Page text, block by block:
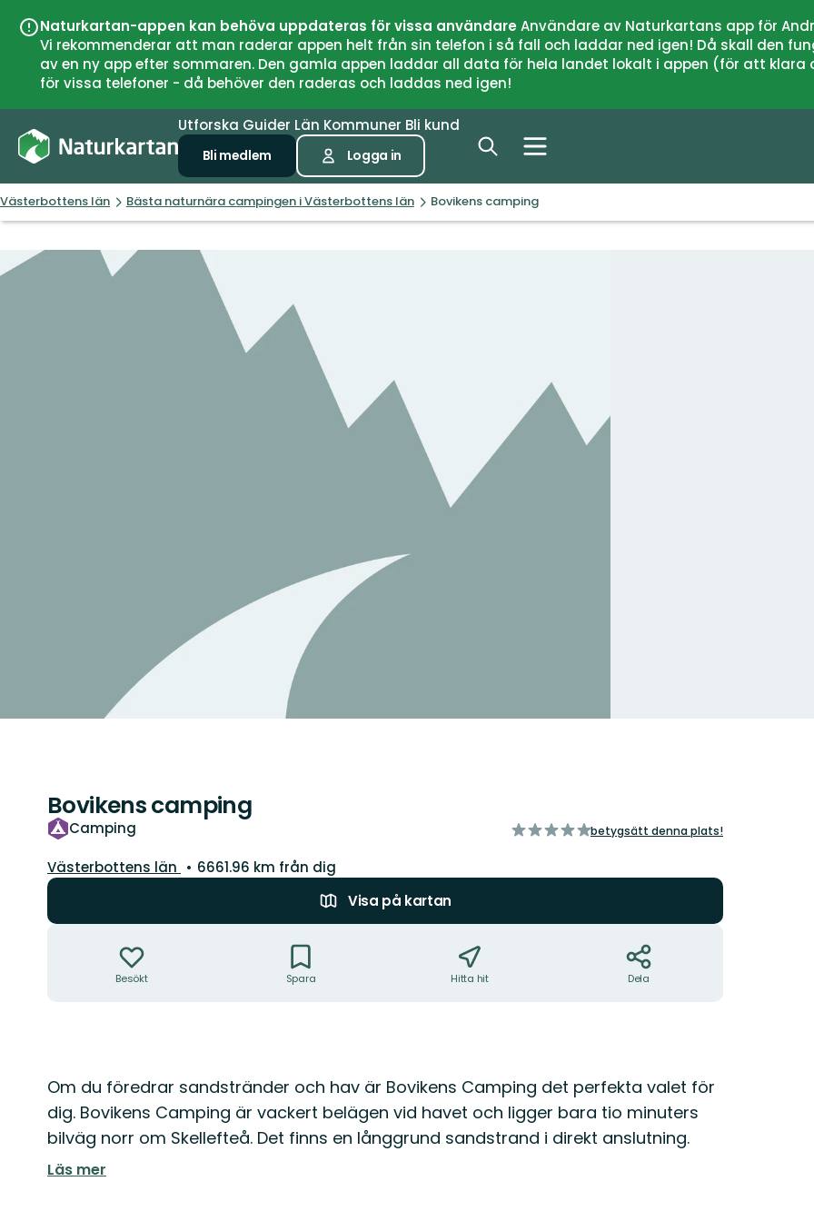
Naturkartan-appen kan behöva uppdateras för vissa användareAnvändare av Naturkartans app för
Vi rekommenderar att man raderar appen helt från sin telefon i så fall och laddar ned igen! Då skall den
av en ny app efter sommaren. Den gamla appen laddar all data för hela landet lokalt i appen (för att
för vissa telefoner - då behöver den raderas och laddas ned igen!
Utforska Guider Län Kommuner Bli kund
Bli medlem Logga in
Västerbottens län Bästa naturnära campingen i Västerbottens län Bovikens camping
Bovikens camping
Camping
av
betygsätt denna plats!
Län:
Västerbottens län
6661.96 km från dig
Visa på kartan
Besökt Spara Hitta hit Dela
Beskrivning
Om du föredrar sandstränder och hav är Bovikens Camping det perfekta valet för
dig. Bovikens Camping är vackert belägen vid havet och ligger bara tio minuters
bilväg norr om Skellefteå. Det finns en långgrund sandstrand i direkt anslutning.
Läs mer